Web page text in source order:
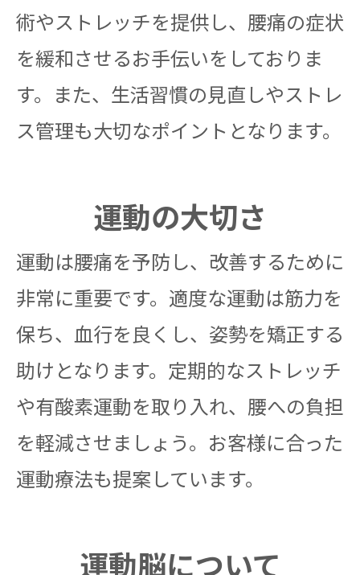
術やストレッチを提供し、腰痛の症状
を緩和させるお手伝いをしておりま
す。また、生活習慣の見直しやストレ
ス管理も大切なポイントとなります。
運動の大切さ
運動は腰痛を予防し、改善するために
非常に重要です。適度な運動は筋力を
保ち、血行を良くし、姿勢を矯正する
助けとなります。定期的なストレッチ
や有酸素運動を取り入れ、腰への負担
を軽減させましょう。お客様に合った
運動療法も提案しています。
運動脳について